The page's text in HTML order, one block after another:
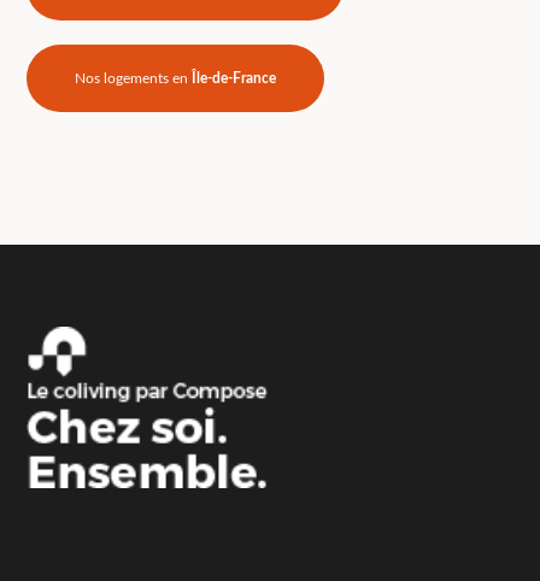
Nos logements en Île-de-France